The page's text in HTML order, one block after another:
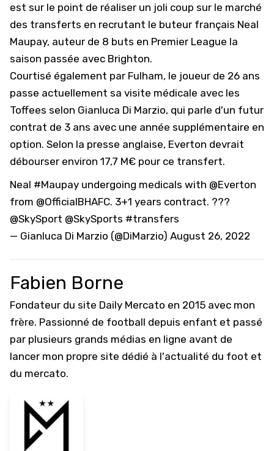
est sur le point de réaliser un joli coup sur le marché
des transferts en recrutant le buteur français Neal
Maupay, auteur de 8 buts en Premier League la
saison passée avec Brighton.
Courtisé également par Fulham, le joueur de 26 ans
passe actuellement sa visite médicale avec les
Toffees selon Gianluca Di Marzio, qui parle d'un futur
contrat de 3 ans avec une année supplémentaire en
option. Selon la presse anglaise, Everton devrait
débourser environ 17,7 M€ pour ce transfert.
Neal #Maupay undergoing medicals with @Everton
from @OfficialBHAFC. 3+1 years contract. ???
@SkySport @SkySports #transfers
— Gianluca Di Marzio (@DiMarzio) August 26, 2022
Fabien Borne
Fondateur du site Daily Mercato en 2015 avec mon
frère. Passionné de football depuis enfant et passé
par plusieurs grands médias en ligne avant de
lancer mon propre site dédié à l'actualité du foot et
du mercato.